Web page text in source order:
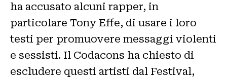
ha accusato alcuni rapper, in
particolare Tony Effe, di usare i loro
testi per promuovere messaggi violenti
e sessisti. Il Codacons ha chiesto di
escludere questi artisti dal Festival,